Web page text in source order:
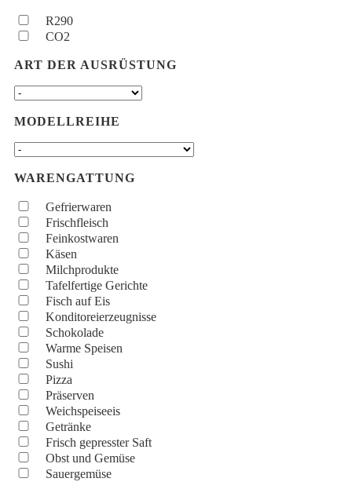
R290
CO2
ART DER AUSRÜSTUNG
MODELLREIHE
WARENGATTUNG
Gefrierwaren
Frischfleisch
Feinkostwaren
Käsen
Milchprodukte
Tafelfertige Gerichte
Fisch auf Eis
Konditoreierzeugnisse
Schokolade
Warme Speisen
Sushi
Pizza
Präserven
Weichspeiseeis
Getränke
Frisch gepresster Saft
Obst und Gemüse
Sauergemüse